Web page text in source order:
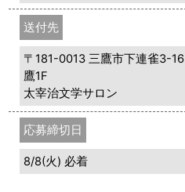
送付先
〒181-0013 三鷹市下連雀3-
鷹1F
太宰治文学サロン
応募締切日
8/8(火) 必着